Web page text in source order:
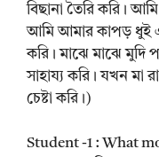
বিছানা তৈরি করি।
আমি আমার কাপড় ধুই
করি। মাঝে মাঝে মুদি
সাহায্য করি। যখন মা
চেষ্টা করি।)
Student -1 : What